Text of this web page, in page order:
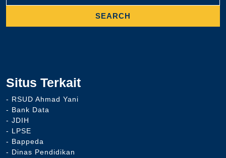
Situs Terkait
- RSUD Ahmad Yani
- Bank Data
- JDIH
- LPSE
- Bappeda
- Dinas Pendidikan